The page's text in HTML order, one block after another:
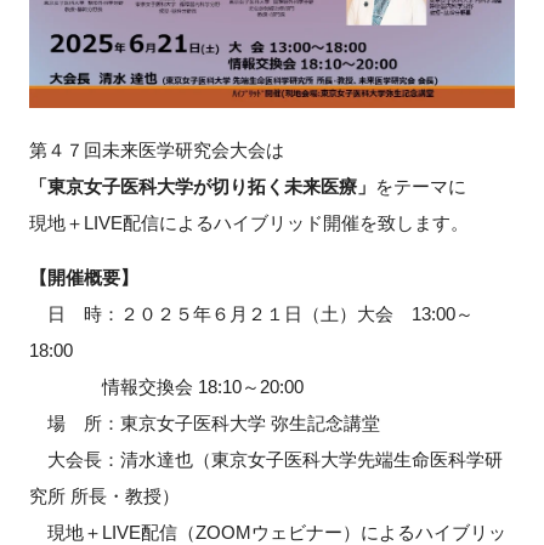
プログラム
インタビュー・コラム
ニュース・掲示板
LINK-Jを知る
特別会員
FAQ
イベントお知らせメール登録
第４７回未来医学研究会大会は
「東京女子医科大学が切り拓く未来医療」 をテーマに
現地＋LIVE配信によるハイブリッド開催を致します。
【開催概要】
日 時：２０２５年６月２１日（土）大会 13:00～
18:00
情報交換会 18:10～20:00
場 所：東京女子医科大学 弥生記念講堂
大会長：清水達也（東京女子医科大学先端生命医科学研
究所 所長・教授）
現地＋LIVE配信（ZOOMウェビナー）によるハイブリッ